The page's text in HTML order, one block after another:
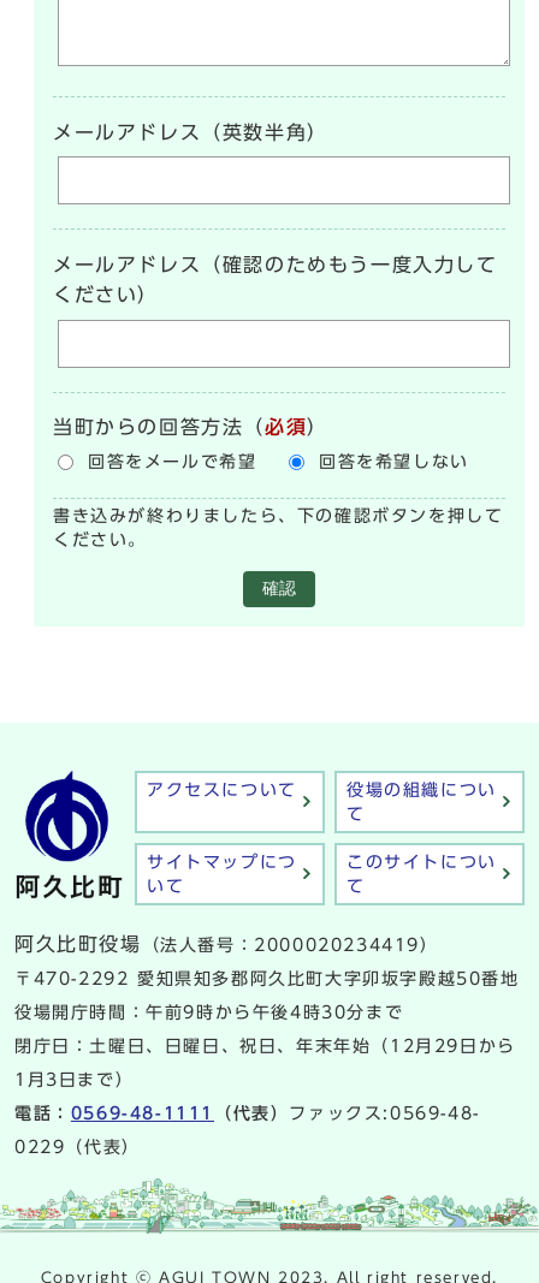
メールアドレス（英数半角）
メールアドレス（確認のためもう一度入力して
ください）
当町からの回答方法 （必須）
回答をメールで希望 回答を希望しない
書き込みが終わりましたら、下の確認ボタンを押して
ください。
確認
アクセスについて
役場の組織につい
て
サイトマップにつ
いて
このサイトについ
て
阿久比町役場
（法人番号：2000020234419）
〒470-2292 愛知県知多郡阿久比町大字卯坂字殿越50番地
役場開庁時間：午前9時から午後4時30分まで
閉庁日：土曜日、日曜日、祝日、年末年始（12月29日から
1月3日まで）
電話： 0569-48-1111 （代表） ファックス:0569-48-
0229（代表）
Copyright ⓒ AGUI TOWN 2023. All right reserved.